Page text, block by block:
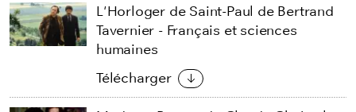
L'Horloger de Saint-Paul de Bertrand
Tavernier - Français et sciences
humaines
Télécharger